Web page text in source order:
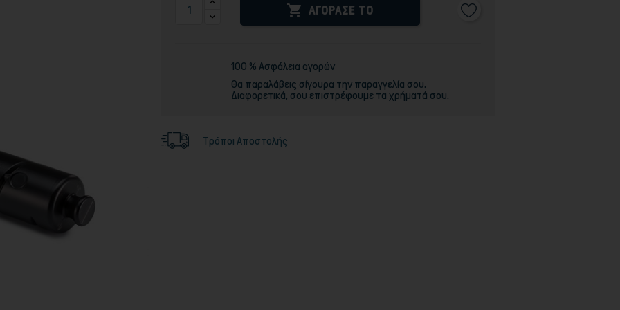
 ΑΓΟΡΑΣΕ ΤΟ
100 % Ασφάλεια αγορών
Θα παραλάβεις σίγουρα την παραγγελία σου.
Διαφορετικά, σου επιστρέφουμε τα χρήματά σου.
Τρόποι Αποστολής